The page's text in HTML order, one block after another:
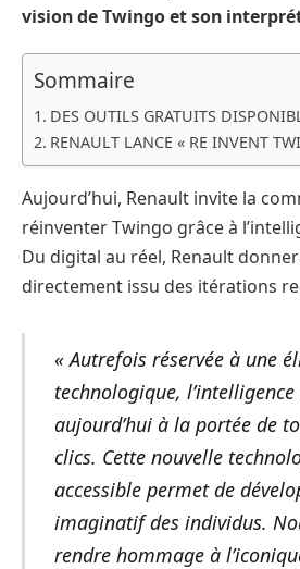
vision de Twingo et son
Sommaire
DES OUTILS GRATUITS
RENAULT LANCE « RE INVENT
Aujourd’hui, Renault invite la
réinventer Twingo grâce à
Du digital au réel, Renault
directement issu des itérations
« Autrefois réservée à une
technologique,
aujourd’hui à la portée de
clics. Cette nouvelle
accessible permet de
imaginatif des individus.
rendre hommage à